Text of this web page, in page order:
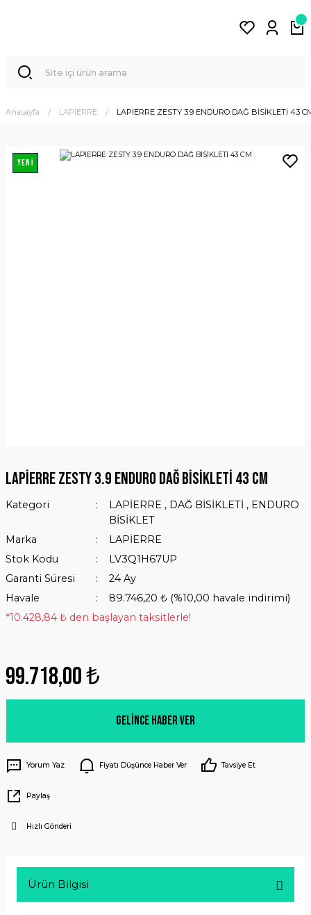
Anasayfa LAPİERRE LAPİERRE ZESTY 3.9 ENDURO DAĞ BİSİKLETİ 43
YENİ
LAPİERRE ZESTY 3.9 ENDURO DAĞ BİSİKLETİ 43 CM
Kategori LAPİERRE , DAĞ BİSİKLETİ , ENDURO
BİSİKLET
Marka
LAPİERRE
Stok Kodu
LV3Q1H67UP
Garanti Süresi
24 Ay
Havale
89.746,20 ₺ (%10,00 havale indirimi)
*10.428,84 ₺ den başlayan taksitlerle!
99.718,00 ₺
Gelince Haber Ver
Yorum Yaz Fiyatı Düşünce Haber Ver Tavsiye Et
Paylaş
Hızlı Gönderi
Ürün Bilgisi